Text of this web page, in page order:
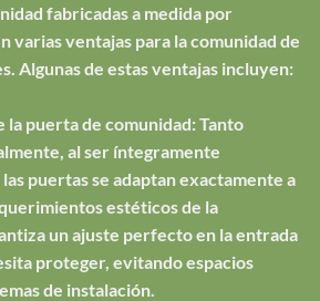
fabricadas a medida por
varias ventajas para la comunidad de
Algunas de estas ventajas incluyen:
puerta de comunidad: Tanto
al ser íntegramente
puertas se adaptan exactamente a
estéticos de la
un ajuste perfecto en la entrada
proteger, evitando espacios
de instalación.